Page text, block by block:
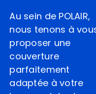
Au sein de POLAIR,
nous tenons à
proposer une
couverture
parfaitement
adaptée à votre